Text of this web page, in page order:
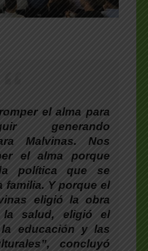
el alma para
generando
Malvinas. Nos
el alma porque
política que se
familia. Y porque el
eligió la obra
la salud, eligió el
educación y las
concluyó